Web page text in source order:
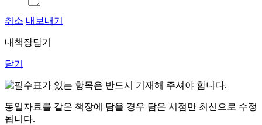
취소 내보내기
내책장담기
닫기
표가 있는 항목은 반드시 기재해 주셔야 합니다.
동일자료를 같은 책장에 담을 경우 담은 시점만 최신으로 수정
됩니다.